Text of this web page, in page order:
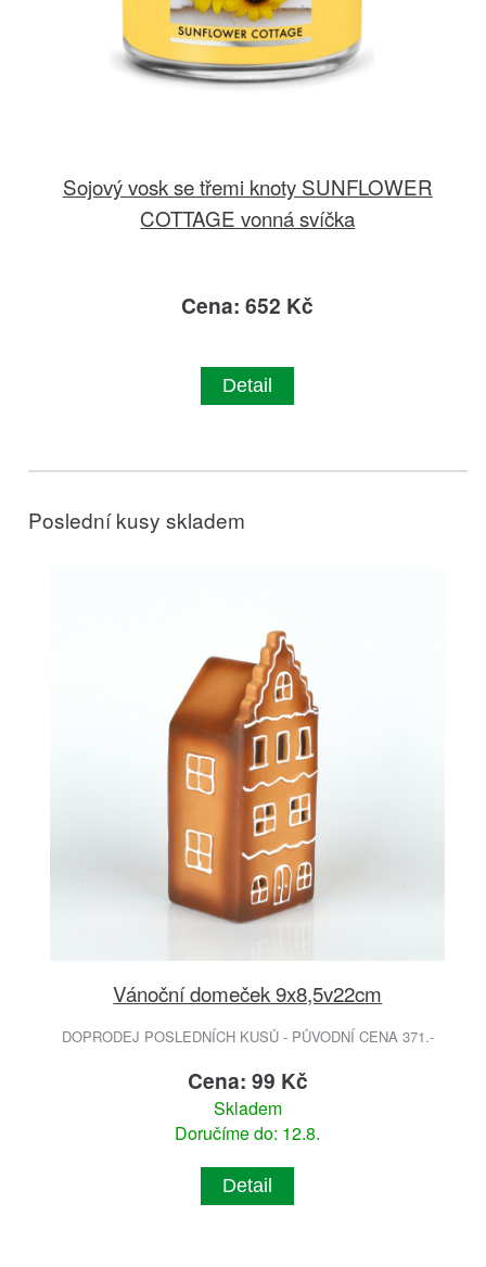
Sojový vosk se třemi knoty SUNFLOWER
COTTAGE vonná svíčka
Cena: 652 Kč
Detail
Poslední kusy skladem
Vánoční domeček 9x8,5v22cm
DOPRODEJ POSLEDNÍCH KUSŮ - PŮVODNÍ CENA 371.-
Cena: 99 Kč
Skladem
Doručíme do: 12.8.
Detail